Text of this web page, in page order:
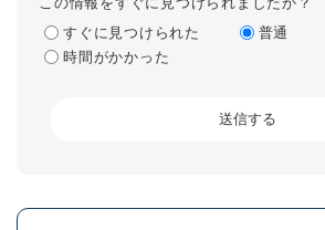
すぐに見つけられた
普通
時間がかかった